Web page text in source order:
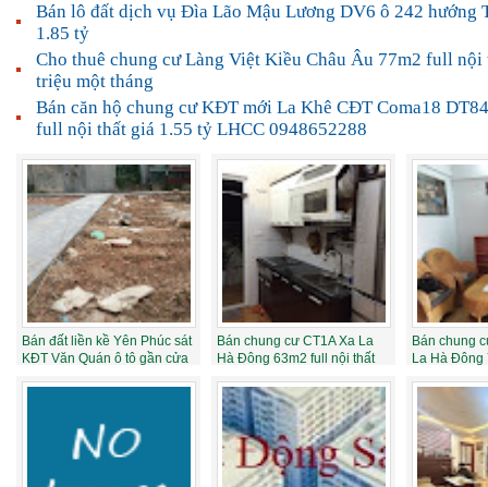
Bán lô đất dịch vụ Đìa Lão Mậu Lương DV6 ô 242 hướng
1.85 tỷ
Cho thuê chung cư Làng Việt Kiều Châu Âu 77m2 full nội
triệu một tháng
Bán căn hộ chung cư KĐT mới La Khê CĐT Coma18
full nội thất giá 1.55 tỷ LHCC 0948652288
Bán đất liền kề Yên Phúc sát
KĐT Văn Quán ô tô gần cửa
Bán chung cư CT1A Xa La
Hà Đông 63m2 full nội thất
Bán chung
La Hà Đông